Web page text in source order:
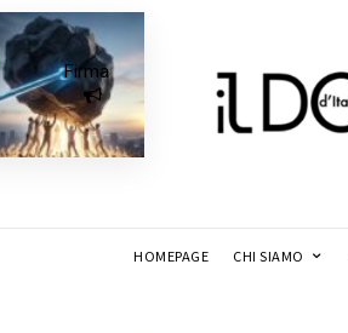
Firma
HOMEPAGE CHI SIAMO